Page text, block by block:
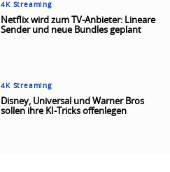
4K Streaming
Netflix wird zum TV-Anbieter: Lineare
Sender und neue Bundles geplant
4K Streaming
Disney, Universal und Warner Bros
sollen ihre KI-Tricks offenlegen